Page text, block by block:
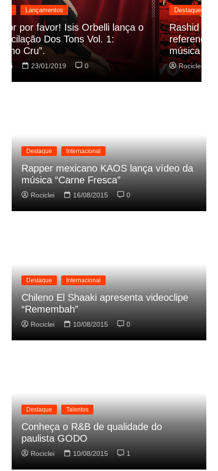
Destaque Lançamentos
Rashid vai buscar nos HQs as
referencias do clipe de sua nova
música
Rociclei 22/01/2019
Destaque Internacional
Rapper mexicano KAOS lança vídeo da
música “Carne Fresca”
Rociclei 16/08/2015 0
Destaque Internacional
Chileno El Shaaki apresenta videoclipe
“Remembah”
Rociclei 10/08/2015 0
Destaque Talentos
Conheça o R&B de qualidade do
paulista GODO
Rociclei 10/08/2015 1